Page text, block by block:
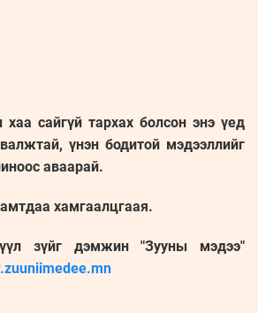
сайгүй тархах болсон энэ үед
үнэн бодитой мэдээллийг
аваарай.
хамгаалцгаая.
зүйг дэмжин "Зууны мэдээ"